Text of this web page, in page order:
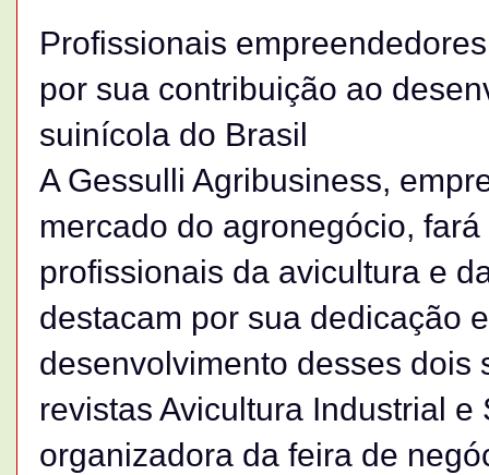
Profissionais
por sua contribuição ao
suinícola do Brasil
A Gessulli Agribusiness,
mercado do agronegócio,
profissionais da avicultura e
destacam por sua dedicação
desenvolvimento desses dois
revistas Avicultura Industrial
organizadora da feira de